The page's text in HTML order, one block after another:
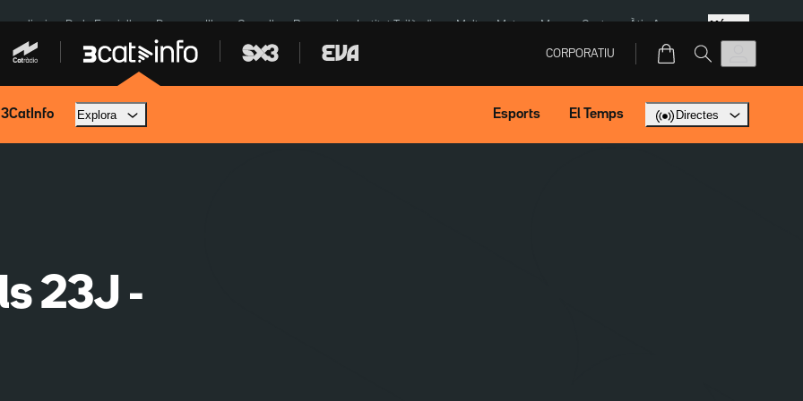
eclipsi De la Espriella Dos anys Illa Granollers Paraguai Institut Tailàndia Multa a Meta Menors Ceuta Àtic Ayuso Més
CORPORATIU
3CatInfo Explora Esports El Temps Directes
23J -